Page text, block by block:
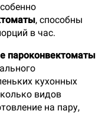
, способны
в час.
пароконвектоматы
кухонных
видов
на пару,